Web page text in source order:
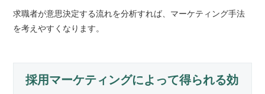
求職者が意思決定する流れを分析すれば、マーケティング手法
を考えやすくなります。
採用マーケティングによって得られる効